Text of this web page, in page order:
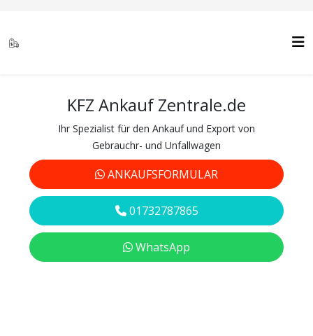
KFZ Ankauf Zentrale.de
Ihr Spezialist für den Ankauf und Export von
Gebrauchr- und Unfallwagen
ANKAUFSFORMULAR
01732787865
WhatsApp